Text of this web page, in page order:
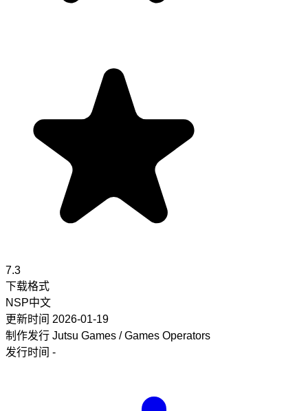
7.3
下载格式
NSP中文
更新时间 2026-01-19
制作发行 Jutsu Games / Games Operators
发行时间 -